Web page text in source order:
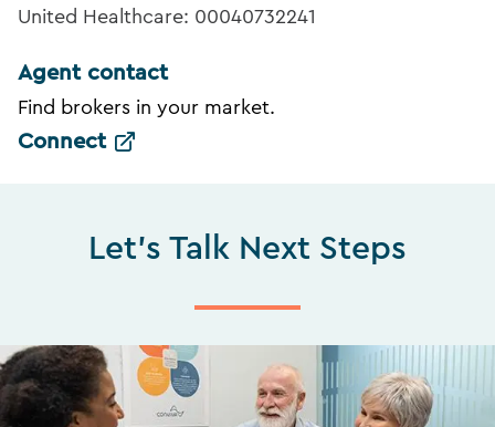
United Healthcare: 00040732241
Agent contact
Find brokers in your market.
Connect
Let's Talk Next Steps